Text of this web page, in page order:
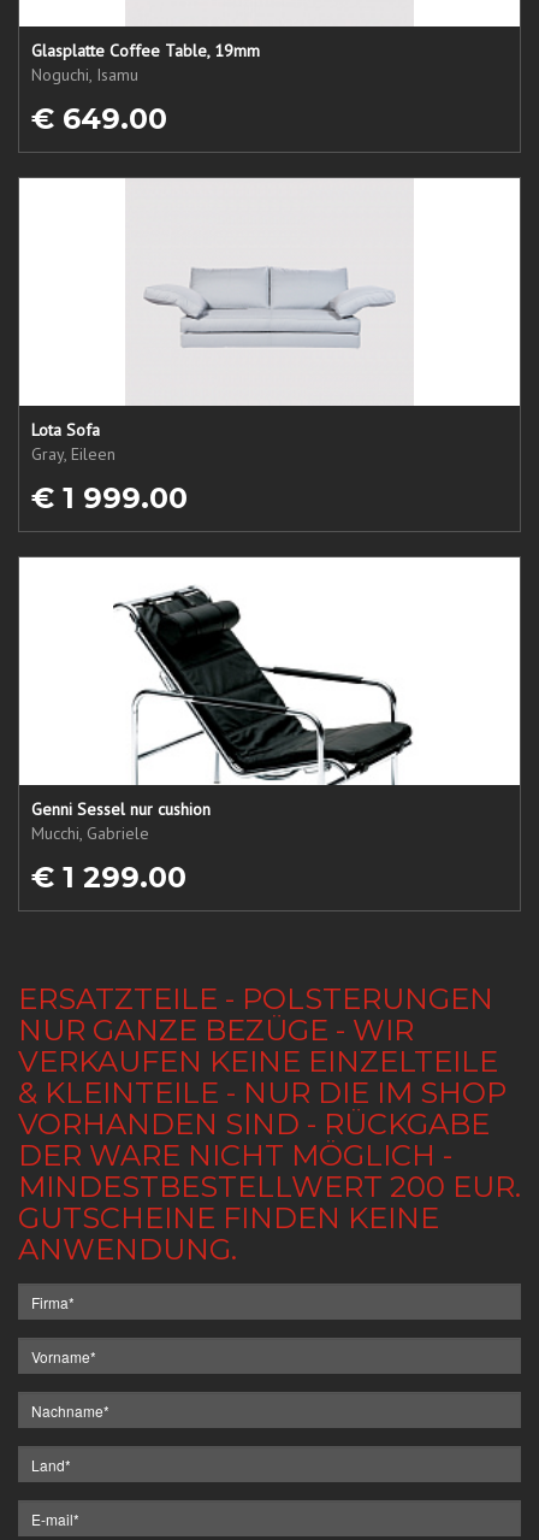
Glasplatte Coffee Table, 19mm
Noguchi, Isamu
€ 649.00
Lota Sofa
Gray, Eileen
€ 1 999.00
Genni Sessel nur cushion
Mucchi, Gabriele
€ 1 299.00
ERSATZTEILE - POLSTERUNGEN
NUR GANZE BEZÜGE - WIR
VERKAUFEN KEINE EINZELTEILE
& KLEINTEILE - NUR DIE IM SHOP
VORHANDEN SIND - RÜCKGABE
DER WARE NICHT MÖGLICH -
MINDESTBESTELLWERT 200 EUR.
GUTSCHEINE FINDEN KEINE
ANWENDUNG.